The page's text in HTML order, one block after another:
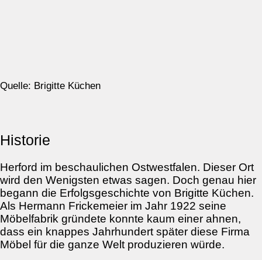
Quelle: Brigitte Küchen
Historie
Herford im beschaulichen Ostwestfalen. Dieser Ort
wird den Wenigsten etwas sagen. Doch genau hier
begann die Erfolgsgeschichte von Brigitte Küchen.
Als Hermann Frickemeier im Jahr 1922 seine
Möbelfabrik gründete konnte kaum einer ahnen,
dass ein knappes Jahrhundert später diese Firma
Möbel für die ganze Welt produzieren würde.